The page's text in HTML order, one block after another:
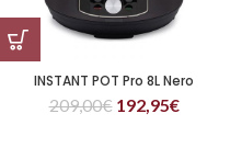
INSTANT POT Pro 8L Nero
209,00€ 192,95€